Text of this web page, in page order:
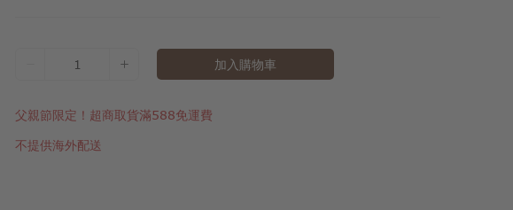
1 加入購物車
父親節限定！超商取貨滿588免運費
不提供海外配送